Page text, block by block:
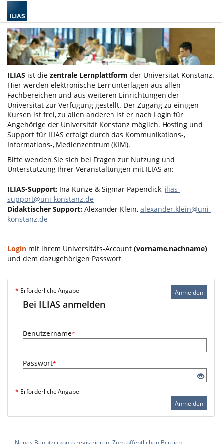
ILIAS ist die zentrale Lernplattform der Universität Konstanz.
Hier werden elektronische Lernunterlagen aus allen
Fachbereichen und aus weiteren Einrichtungen der
Universität zur Verfügung gestellt. Der Zugang zu einigen
Kursen ist frei, zu allen anderen ist er nach Login für
Angehörige der Universität Konstanz möglich. Hosting und
Support für ILIAS erfolgt durch das Kommunikations-,
Informations-, Medienzentrum (KIM).
Bitte wenden Sie sich bei Fragen zur Nutzung und
Unterstützung Ihrer Veranstaltungen mit ILIAS an:
ILIAS-Support: Ina Kunze & Sigmar Papendick, ilias-
support@uni-konstanz.de
Didaktischer Support: Alexander Klein, alexander.klein@uni-
konstanz.de
Login mit ihrem Universitäts-Account (vorname.nachname)
und dem dazugehörigen Passwort
Anmelden
* Erforderliche Angabe
Bei ILIAS anmelden
Benutzername*
Passwort*
* Erforderliche Angabe
Anmelden